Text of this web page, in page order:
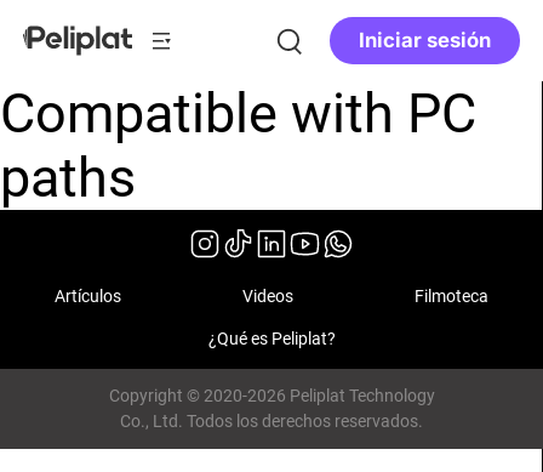
Iniciar sesión
Compatible with PC
paths
Artículos Videos Filmoteca
¿Qué es Peliplat?
Copyright © 2020-2026 Peliplat Technology
Co., Ltd. Todos los derechos reservados.